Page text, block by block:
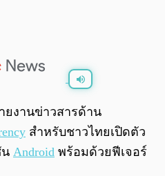
ยงานข่าวสารด้าน
สำหรับชาวไทยเปิดตัว
น Android พร้อมด้วยฟีเจอร์